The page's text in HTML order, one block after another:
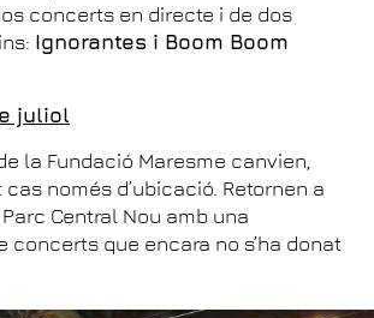
concerts en directe i de dos
Ignorantes i Boom Boom
juliol
la Fundació Maresme canvien,
només d’ubicació. Retornen a
Parc Central Nou amb una
concerts que encara no s’ha donat